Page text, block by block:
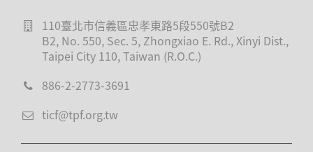
110臺北市信義區忠孝東路5段550號B2
B2, No. 550, Sec. 5, Zhongxiao E. Rd., Xinyi Dist.,
Taipei City 110, Taiwan (R.O.C.)
886-2-2773-3691
ticf@tpf.org.tw